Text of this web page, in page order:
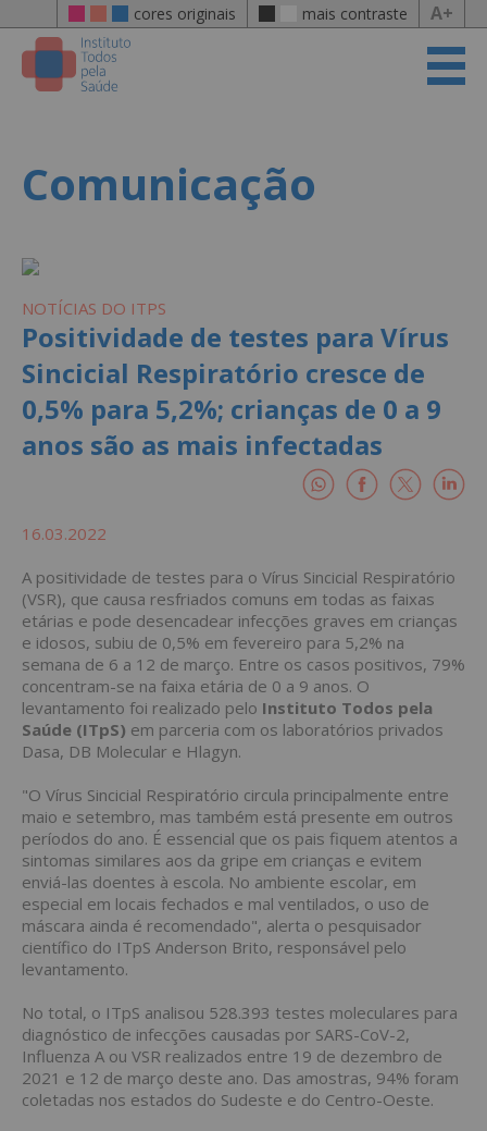
cores originais mais contraste A+
Comunicação
NOTÍCIAS DO ITPS
Positividade de testes para Vírus
Sincicial Respiratório cresce de
0,5% para 5,2%; crianças de 0 a 9
anos são as mais infectadas
16.03.2022
A positividade de testes para o Vírus Sincicial Respiratório
(VSR), que causa resfriados comuns em todas as faixas
etárias e pode desencadear infecções graves em crianças
e idosos, subiu de 0,5% em fevereiro para 5,2% na
semana de 6 a 12 de março. Entre os casos positivos, 79%
concentram-se na faixa etária de 0 a 9 anos. O
levantamento foi realizado pelo Instituto Todos pela
Saúde (ITpS) em parceria com os laboratórios privados
Dasa, DB Molecular e Hlagyn.
"O Vírus Sincicial Respiratório circula principalmente entre
maio e setembro, mas também está presente em outros
períodos do ano. É essencial que os pais fiquem atentos a
sintomas similares aos da gripe em crianças e evitem
enviá-las doentes à escola. No ambiente escolar, em
especial em locais fechados e mal ventilados, o uso de
máscara ainda é recomendado", alerta o pesquisador
científico do ITpS Anderson Brito, responsável pelo
levantamento.
No total, o ITpS analisou 528.393 testes moleculares para
diagnóstico de infecções causadas por SARS-CoV-2,
Influenza A ou VSR realizados entre 19 de dezembro de
2021 e 12 de março deste ano. Das amostras, 94% foram
coletadas nos estados do Sudeste e do Centro-Oeste.